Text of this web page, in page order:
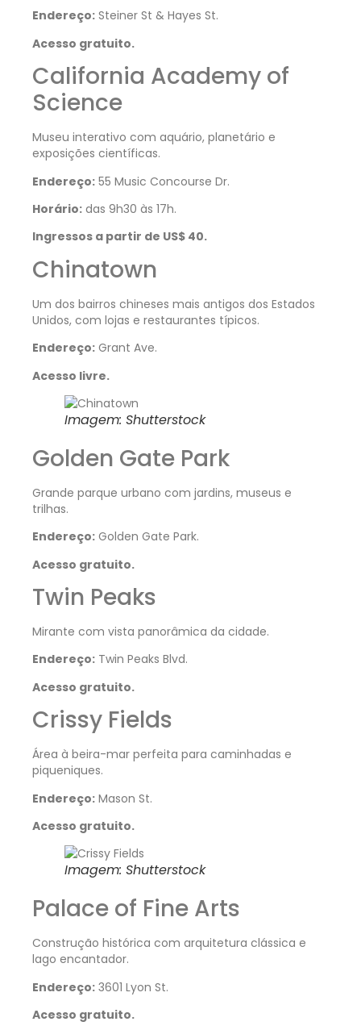
Endereço: Steiner St & Hayes St.
Acesso gratuito.
California Academy of
Science
Museu interativo com aquário, planetário e
exposições científicas.
Endereço: 55 Music Concourse Dr.
Horário: das 9h30 às 17h.
Ingressos a partir de US$ 40.
Chinatown
Um dos bairros chineses mais antigos dos Estados
Unidos, com lojas e restaurantes típicos.
Endereço: Grant Ave.
Acesso livre.
Imagem: Shutterstock
Golden Gate Park
Grande parque urbano com jardins, museus e
trilhas.
Endereço: Golden Gate Park.
Acesso gratuito.
Twin Peaks
Mirante com vista panorâmica da cidade.
Endereço: Twin Peaks Blvd.
Acesso gratuito.
Crissy Fields
Área à beira-mar perfeita para caminhadas e
piqueniques.
Endereço: Mason St.
Acesso gratuito.
Imagem: Shutterstock
Palace of Fine Arts
Construção histórica com arquitetura clássica e
lago encantador.
Endereço: 3601 Lyon St.
Acesso gratuito.